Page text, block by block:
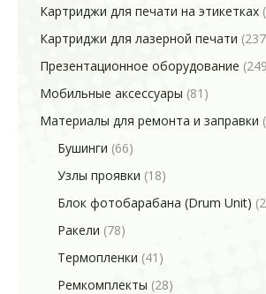
Картриджи для печати на этикетках
Картриджи для лазерной печати
Презентационное оборудование
Мобильные аксессуары (81)
Материалы для ремонта и заправки
Бушинги (66)
Узлы проявки (18)
Блок фотобарабана (Drum Unit)
Ракели (78)
Термопленки (41)
Ремкомплекты (28)